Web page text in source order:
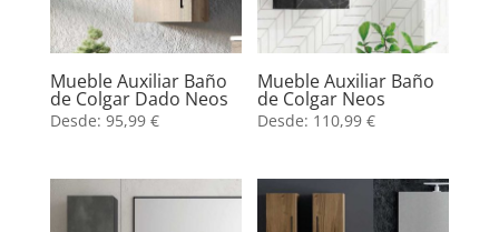
Mueble Auxiliar Baño
de Colgar Dado Neos
Desde: 95,99 €
Mueble Auxiliar Baño
de Colgar Neos
Desde: 110,99€